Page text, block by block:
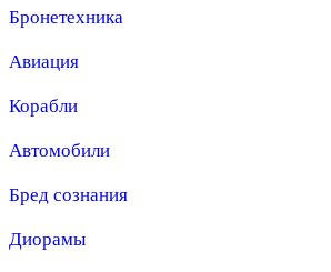
Бронетехника
Авиация
Корабли
Автомобили
Бред сознания
Диорамы